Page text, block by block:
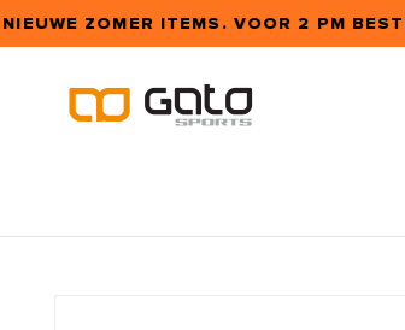
ZOMER ITEMS. VOOR 2 PM